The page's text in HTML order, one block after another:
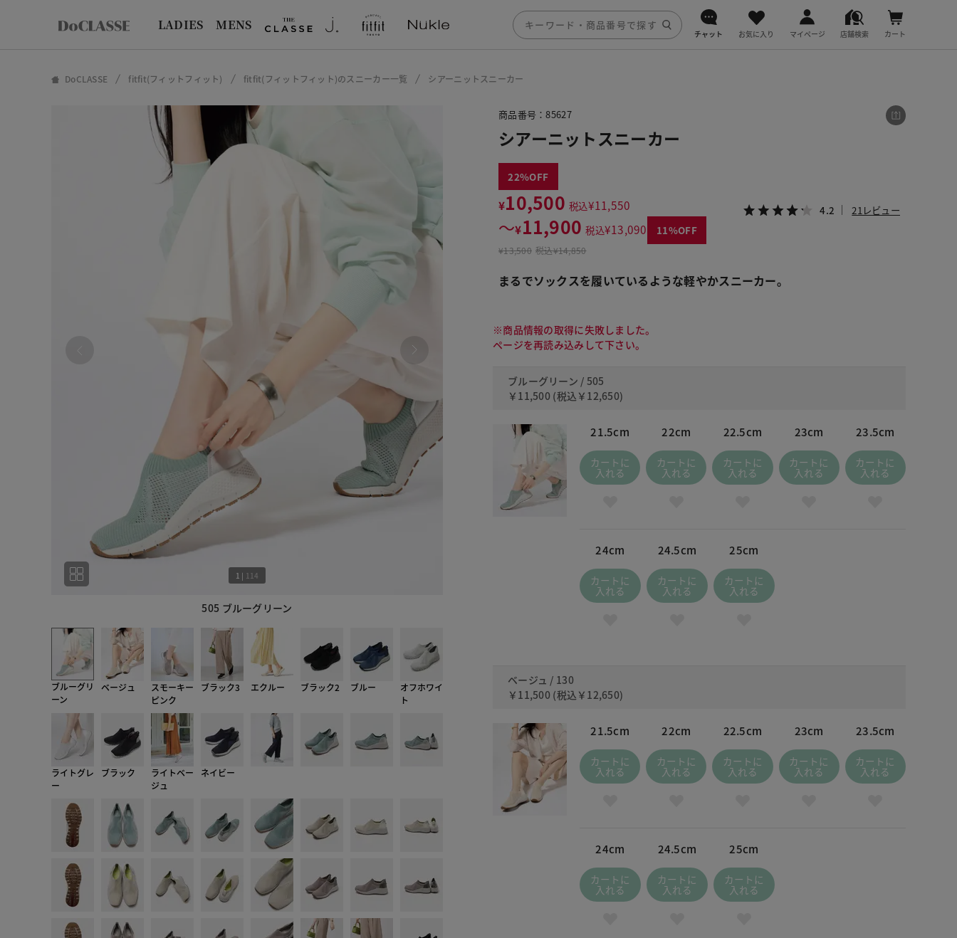
LADIES MENS
チャット お気に入り マイページ 店舗検索 カート
DoCLASSE fitfit(フィットフィット) fitfit(フィットフィット)のスニーカー一覧 シアーニットスニーカー
505 ブルーグリーン 130 ベージュ
1 | 114
ブルーグリ
ーン
ベージュ
スモーキー
ピンク
ブラック3 エクルー ブラック2 ブルー
オフホワイ
ト
ライトグレ
ー
ブラック
ライトベー
ジュ
ネイビー
商品番号：85627
シアーニットスニーカー
22
¥10,500 税込¥11,550
〜¥11,900 税込¥13,090 11
¥13,500 税込¥14,850
4.2 21レビュー
まるでソックスを履いているような軽やかスニーカー。
※商品情報の取得に失敗しました。
ページを再読み込みして下さい。
ブルーグリーン / 505
￥11,500 (税込 ￥12,650)
21.5cm
カートに
入れる
22cm
カートに
入れる
22.5cm
カートに
入れる
23cm
カートに
入れる
23.5cm
カートに
入れる
24cm
カートに
入れる
24.5cm
カートに
入れる
25cm
カートに
入れる
ベージュ / 130
￥11,500 (税込 ￥12,650)
21.5cm
カートに
入れる
22cm
カートに
入れる
22.5cm
カートに
入れる
23cm
カートに
入れる
23.5cm
カートに
入れる
24cm
カートに
入れる
24.5cm
カートに
入れる
25cm
カートに
入れる